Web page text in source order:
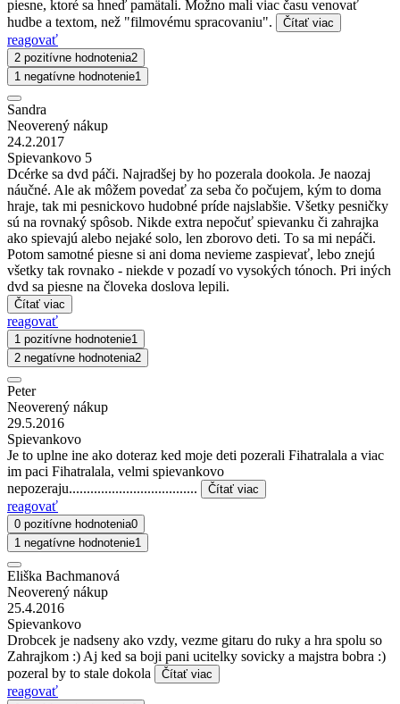
piesne, ktoré sa hneď pamätali. Možno mali viac času venovať
hudbe a textom, než "filmovému spracovaniu".
Čítať viac
reagovať
2 pozitívne hodnotenia2
1 negatívne hodnotenie1
Sandra
Neoverený nákup
24.2.2017
Spievankovo 5
Dcérke sa dvd páči. Najradšej by ho pozerala dookola. Je naozaj
náučné. Ale ak môžem povedať za seba čo počujem, kým to doma
hraje, tak mi pesnickovo hudobné príde najslabšie. Všetky pesničky
sú na rovnaký spôsob. Nikde extra nepočuť spievanku či zahrajka
ako spievajú alebo nejaké solo, len zborovo deti. To sa mi nepáči.
Potom samotné piesne si ani doma nevieme zaspievať, lebo znejú
všetky tak rovnako - niekde v pozadí vo vysokých tónoch. Pri iných
dvd sa piesne na človeka doslova lepili.
Čítať viac
reagovať
1 pozitívne hodnotenie1
2 negatívne hodnotenia2
Peter
Neoverený nákup
29.5.2016
Spievankovo
Je to uplne ine ako doteraz ked moje deti pozerali Fihatralala a viac
im paci Fihatralala, velmi spievankovo
nepozeraju....................................
Čítať viac
reagovať
0 pozitívne hodnotenia0
1 negatívne hodnotenie1
Eliška Bachmanová
Neoverený nákup
25.4.2016
Spievankovo
Drobcek je nadseny ako vzdy, vezme gitaru do ruky a hra spolu so
Zahrajkom :) Aj ked sa boji pani ucitelky sovicky a majstra bobra :)
pozeral by to stale dokola
Čítať viac
reagovať